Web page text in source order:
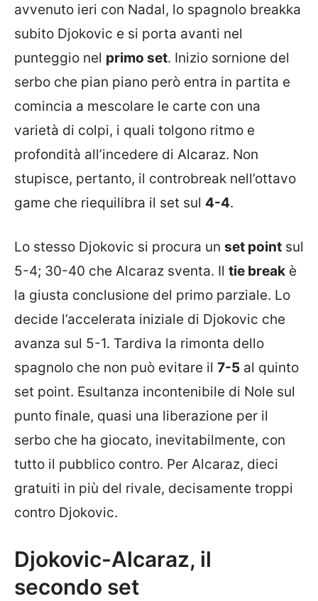
avvenuto ieri con Nadal, lo spagnolo breakka
subito Djokovic e si porta avanti nel
punteggio nel primo set. Inizio sornione del
serbo che pian piano però entra in partita e
comincia a mescolare le carte con una
varietà di colpi, i quali tolgono ritmo e
profondità all’incedere di Alcaraz. Non
stupisce, pertanto, il controbreak nell’ottavo
game che riequilibra il set sul 4-4.
Lo stesso Djokovic si procura un set point sul
5-4; 30-40 che Alcaraz sventa. Il tie break è
la giusta conclusione del primo parziale. Lo
decide l’accelerata iniziale di Djokovic che
avanza sul 5-1. Tardiva la rimonta dello
spagnolo che non può evitare il 7-5 al quinto
set point. Esultanza incontenibile di Nole sul
punto finale, quasi una liberazione per il
serbo che ha giocato, inevitabilmente, con
tutto il pubblico contro. Per Alcaraz, dieci
gratuiti in più del rivale, decisamente troppi
contro Djokovic.
Djokovic-Alcaraz, il
secondo set